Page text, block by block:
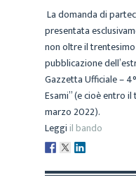
La domanda di
presentata
non oltre il
pubblicazione
Gazzetta Ufficiale –
Esami” (e cioè entro
marzo 2022).
Leggiil bando